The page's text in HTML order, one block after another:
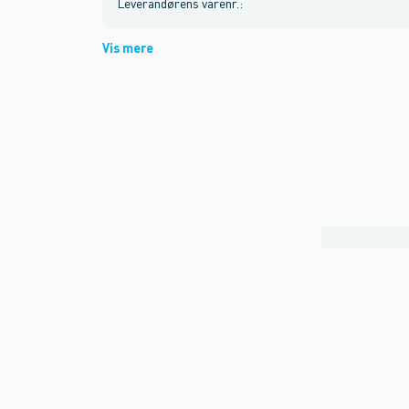
Leverandørens varenr. :
Vis mere